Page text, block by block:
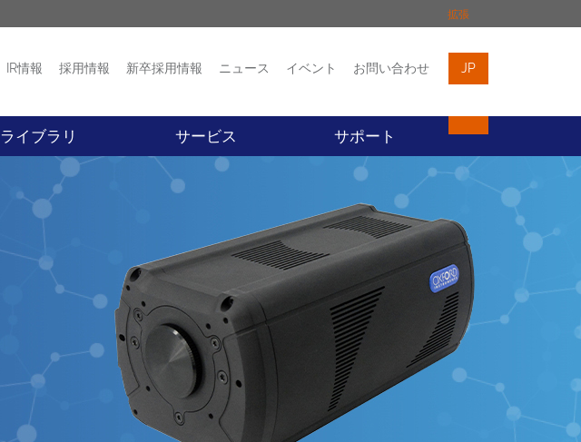
拡張
ニュース イベント お問い合わせ
IR情報 採用情報 新卒採用情報 ニュース イベント お問い合わせ JP
ライブラリ サービス サポート